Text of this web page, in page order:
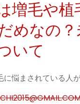
増毛や植
めなの
いて
に悩まされている人